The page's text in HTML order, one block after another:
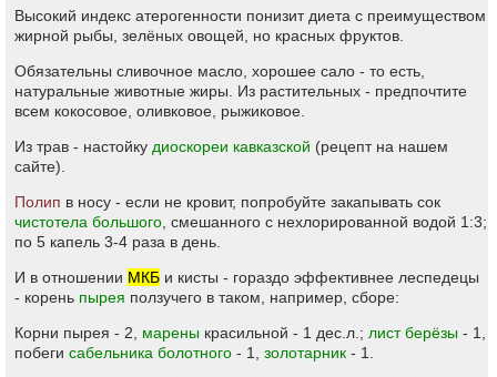
Высокий индекс атерогенности понизит диета с преимуществом
жирной рыбы, зелёных овощей, но красных фруктов.
Обязательны сливочное масло, хорошее сало - то есть,
натуральные животные жиры. Из растительных - предпочтите
всем кокосовое, оливковое, рыжиковое.
Из трав - настойку диоскореи кавказской (рецепт на нашем
сайте).
Полип в носу - если не кровит, попробуйте закапывать сок
чистотела большого , смешанного с нехлорированной водой 1:3;
по 5 капель 3-4 раза в день.
И в отношении МКБ и кисты - гораздо эффективнее леспедецы
- корень пырея ползучего в таком, например, сборе:
Корни пырея - 2, марены красильной - 1 дес.л.; лист берёзы - 1,
побеги сабельника болотного - 1, золотарник - 1.